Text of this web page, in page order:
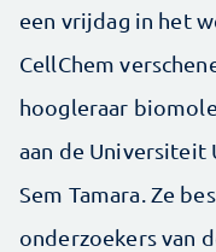
een vrijdag in het
CellChem
hoogleraar
aan de Universiteit
Sem Tamara. Ze
onderzoekers van